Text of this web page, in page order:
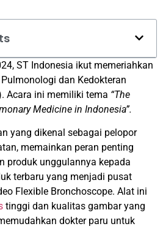
ST Indonesia ikut memeriahkan
dan Kedokteran
Acara ini memiliki tema “The
Medicine in Indonesia”.
yang dikenal sebagai pelopor
memainkan peran penting
produk unggulannya kepada
terbaru yang menjadi pusat
Flexible Bronchoscope. Alat ini
tinggi dan kualitas gambar yang
dokter paru untuk